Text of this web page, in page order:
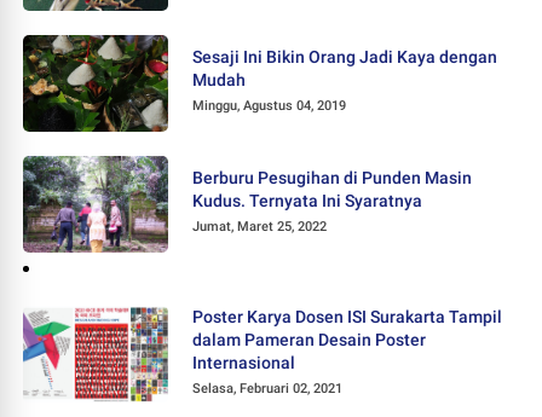
Sesaji Ini Bikin Orang Jadi Kaya dengan
Mudah
Minggu, Agustus 04, 2019
Berburu Pesugihan di Punden Masin
Kudus. Ternyata Ini Syaratnya
Jumat, Maret 25, 2022
Poster Karya Dosen ISI Surakarta Tampil
dalam Pameran Desain Poster
Internasional
Selasa, Februari 02, 2021